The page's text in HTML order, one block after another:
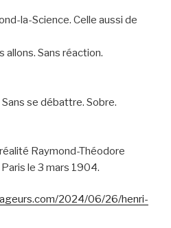
la-Science. Celle aussi de
allons. Sans réaction.
se débattre. Sobre.
Raymond-Théodore
le 3 mars 1904.
2024/06/26/henri-